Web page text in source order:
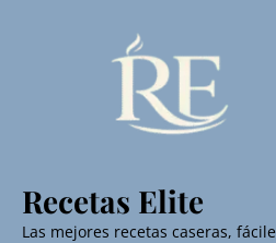
Recetas Elite
Las mejores recetas caseras,